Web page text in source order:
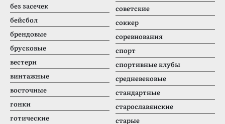
без засечек
бейсбол
брендовые
брусковые
вестерн
винтажные
восточные
гонки
готические
советские
соккер
соревнования
спорт
спортивные клубы
средневековые
стандартные
старославянские
старые